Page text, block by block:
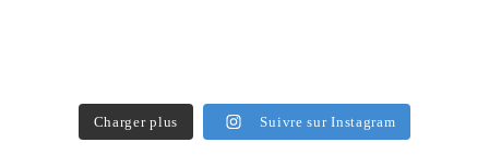
Charger plus Suivre sur Instagram